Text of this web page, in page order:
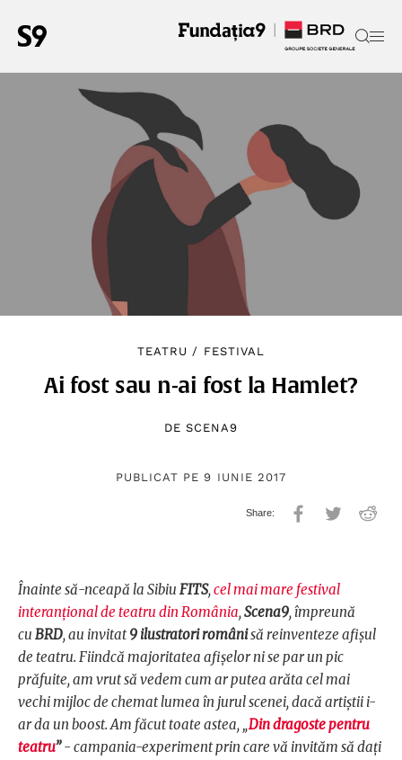
TEATRU / FESTIVAL
Ai fost sau n-ai fost la Hamlet?
DE SCENA9
PUBLICAT PE 9 IUNIE 2017
Înainte să-nceapă la Sibiu FITS,cel mai mare festival
interanțional de teatru din România,Scena9, împreună
cu BRD, au invitat9 ilustratori românisă reinventeze afișul
de teatru. Fiindcă majoritatea afișelor ni se par un pic
prăfuite, am vrut să vedem cum ar putea arăta cel mai
vechi mijloc de chemat lumea în jurul scenei, dacă artiștii i-
ar da un boost. Am făcut toate astea, „Din dragoste pentru
teatru”- campania-experiment prin care vă invităm să dați